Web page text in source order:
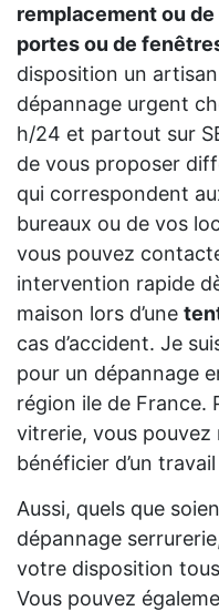
remplacement ou
portes ou de
disposition un
dépannage urgent
h/24 et partout sur
de vous proposer
qui correspondent
bureaux ou de vos
vous pouvez
intervention rapide
maison lors d’une
cas d’accident. Je
pour un dépannage
région ile de France.
vitrerie, vous
bénéficier d’un
Aussi, quels que
dépannage
votre disposition
Vous pouvez